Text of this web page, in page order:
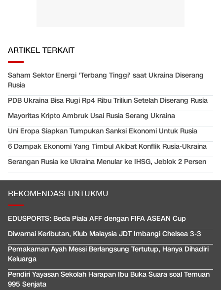
ARTIKEL TERKAIT
Saham Sektor Energi 'Terbang Tinggi' saat Ukraina Diserang
Rusia
PDB Ukraina Bisa Rugi Rp4 Ribu Triliun Setelah Diserang Rusia
Mayoritas Kripto Ambruk Usai Rusia Serang Ukraina
Uni Eropa Siapkan Tumpukan Sanksi Ekonomi Untuk Rusia
6 Dampak Ekonomi Yang Timbul Akibat Konflik Rusia-Ukraina
Serangan Rusia ke Ukraina Menular ke IHSG, Jeblok 2 Persen
REKOMENDASI UNTUKMU
EDUSPORTS: Beda Piala AFF dengan FIFA ASEAN Cup
Diwarnai Keributan, Klub Malaysia JDT Imbangi Chelsea 3-3
Pemakaman Ayah Messi Berlangsung Tertutup, Hanya Dihadiri
Keluarga
Pendiri Yayasan Sekolah Harapan Ibu Buka Suara soal Temuan
995 Senjata